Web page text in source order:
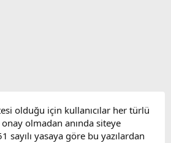
olduğu için kullanıcılar her türlü
olmadan anında siteye
sayılı yasaya göre bu yazılardan